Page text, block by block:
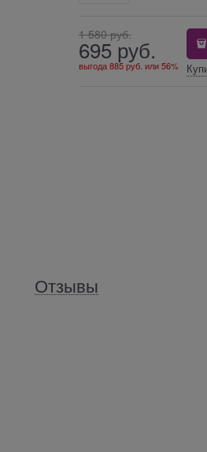
1 580 руб.
695 руб.
выгода885 руб. или56%
Отзывы